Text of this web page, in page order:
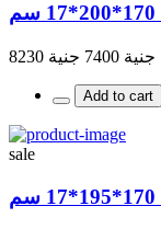
جنية 7400 جنية 8230
Add to cart
sale